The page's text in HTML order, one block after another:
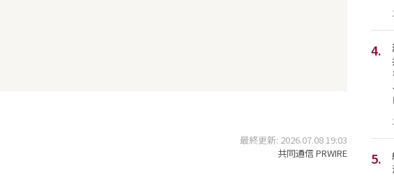
最終更新: 2026.07.08 19:03
共同通信 PRWIRE
4.
5.